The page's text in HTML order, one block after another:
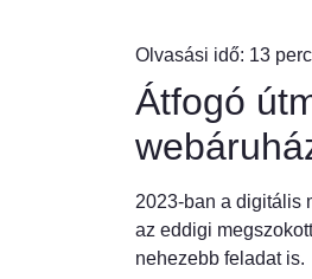
Átfogó
2023-ban a digitális
az eddigi
nehezebb feladat is.